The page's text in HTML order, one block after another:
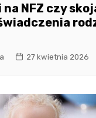
NFZ czy
27 kwietnia 2026